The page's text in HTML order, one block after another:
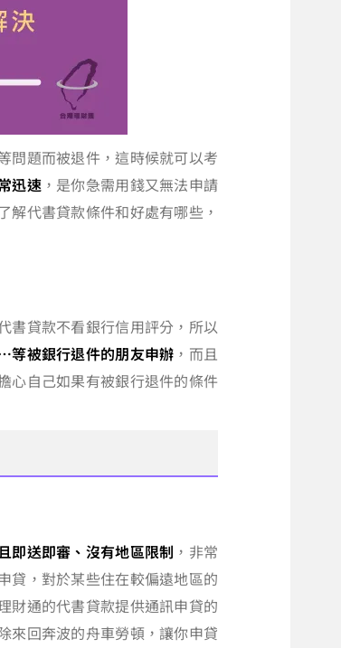
問題而被退件，這時候就可以考
迅速，是你急需用錢又無法申請
代書貸款條件和好處有哪些，
書貸款不看銀行信用評分，所以
等被銀行退件的朋友申辦 ，而且
心自己如果有被銀行退件的條件
即送即審、沒有地區限制 ，非常
貸，對於某些住在較偏遠地區的
財通的代書貸款提供通訊申貸的
來回奔波的舟車勞頓，讓你申貸